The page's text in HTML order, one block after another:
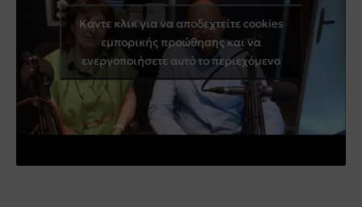
Κάντε κλικ για να αποδεχτείτε cookies
εμπορικής προώθησης και να
ενεργοποιήσετε αυτό το περιεχόμενο